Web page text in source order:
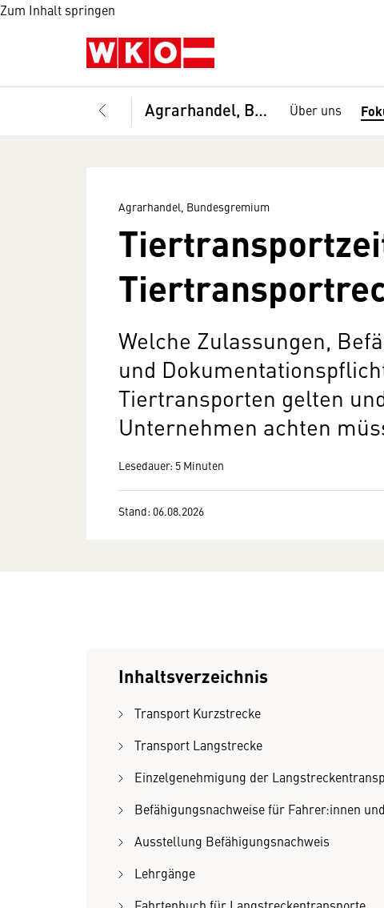
Zum Inhalt springen
Agrarhandel, Bundesgremium Über uns
Agrarhandel, Bundesgremium
Welche Zulassungen,
und
Tiertransporten gelten
Unternehmen achten
Lesedauer: 5 Minuten
Stand: 06.08.2026
Inhaltsverzeichnis
Transport Kurzstrecke
Transport Langstrecke
Einzelgenehmigung der
Befähigungsnachweise für Fahrer:innen
Ausstellung Befähigungsnachweis
Lehrgänge